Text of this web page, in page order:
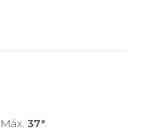
Máx.37°